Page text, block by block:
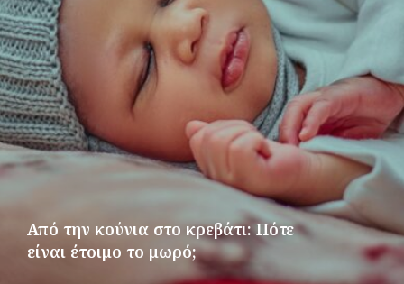
Από την κούνια στο κρεβάτι: Πότε
είναι έτοιμο το μωρό;